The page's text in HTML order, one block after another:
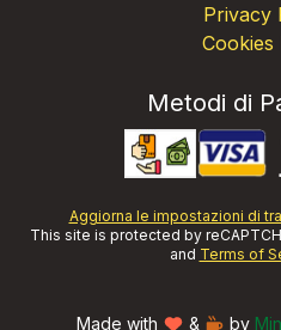
Privacy
Cookies
Metodi di
Aggiorna le impostazioni di
This site is protected by
and Terms of
Made with & by